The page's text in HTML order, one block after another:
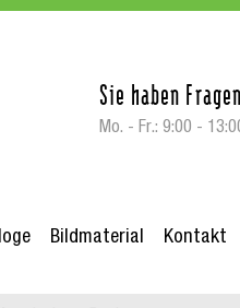
Sie haben
Mo. - Fr.: 9:00 -
for "Aktuelles"
Bildmaterial Kontakt